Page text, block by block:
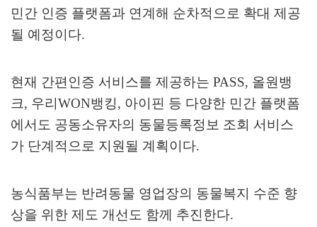
민간 인증 플랫폼과 연계해 순차적으로 확대 제공
될 예정이다.
현재 간편인증 서비스를 제공하는 PASS, 올원뱅
크, 우리 WON뱅킹, 아이핀 등 다양한 민간 플랫폼
에서도 공동소유자의 동물등록정보 조회 서비스
가 단계적으로 지원될 계획이다.
농식품부는 반려동물 영업장의 동물복지 수준 향
상을 위한 제도 개선도 함께 추진한다.